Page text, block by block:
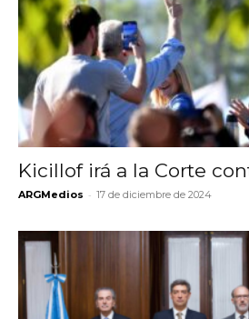
Kicillof irá a la Corte
ARGMedios - 17 de diciembre de 2024